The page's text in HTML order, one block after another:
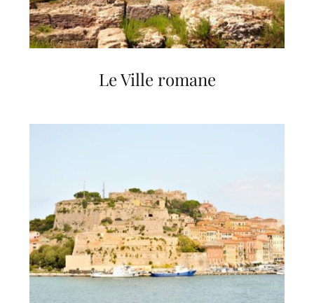
Le Ville romane